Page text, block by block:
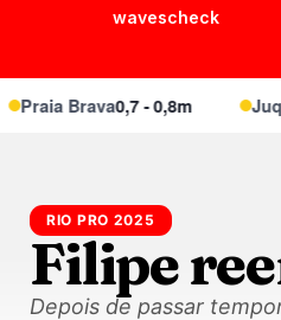
wavescheck
Praia Brava0,7 - 0,8m Juquei
RIO PRO 2025
Filipe
Depois de passar